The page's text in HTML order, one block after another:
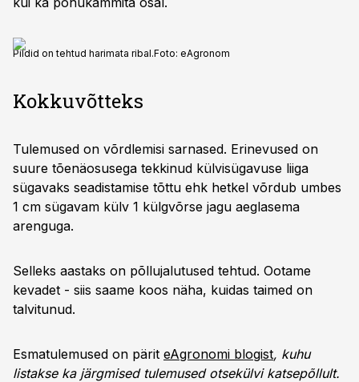
Pildid on tehtud harimata ribal.Foto: eAgronom
Kokkuvõtteks
Tulemused on võrdlemisi sarnased. Erinevused on
suure tõenäosusega tekkinud külvisügavuse liiga
sügavaks seadistamise tõttu ehk hetkel võrdub umbes
1 cm sügavam külv 1 külgvõrse jagu aeglasema
arenguga.
Selleks aastaks on põllujalutused tehtud. Ootame
kevadet - siis saame koos näha, kuidas taimed on
talvitunud.
Esmatulemused on pärit eAgronomi blogist, kuhu
listakse ka järgmised tulemused otsekülvi katsepõllult.